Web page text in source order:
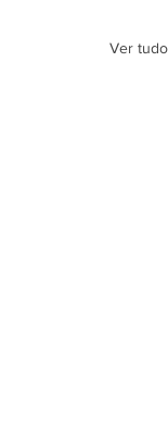
Ver tudo